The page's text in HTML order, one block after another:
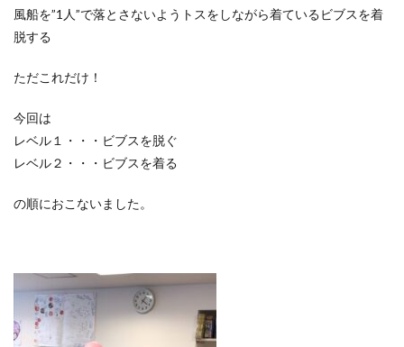
風船を”1人”で落とさないようトスをしながら着ているビブスを着
脱する
ただこれだけ！
今回は
レベル１・・・ビブスを脱ぐ
レベル２・・・ビブスを着る
の順におこないました。